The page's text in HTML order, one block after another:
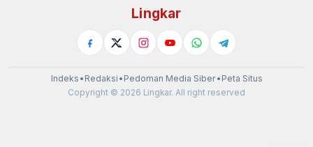
Lingkar
Indeks • Redaksi • Pedoman Media Siber• Peta Situs
Copyright © 2026 Lingkar. All right reserved